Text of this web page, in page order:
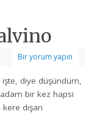
Bir yorum yapın
diye düşündüm,
bir kez hapsi
dışarı